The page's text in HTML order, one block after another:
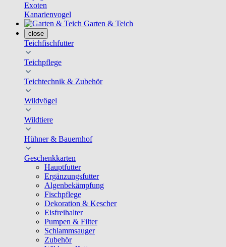
Exoten
Kanarienvogel
Garten & Teich
close
Teichfischfutter
Teichpflege
Teichtechnik & Zubehör
Wildvögel
Wildtiere
Hühner & Bauernhof
Geschenkkarten
Hauptfutter
Ergänzungsfutter
Algenbekämpfung
Fischpflege
Dekoration & Kescher
Eisfreihalter
Pumpen & Filter
Schlammsauger
Zubehör